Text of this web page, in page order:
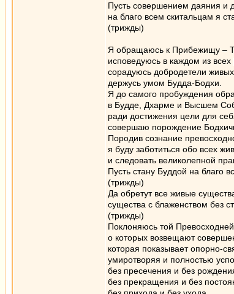
Пусть совершением даяния и
на благо всем скитальцам я
(трижды)
Я обращаюсь к Прибежищу –
исповедуюсь в каждом из
сорадуюсь добродетели живых
держусь умом Будда-Бодхи.
Я до самого пробуждения
в Будде, Дхарме и Высшем
ради достижения цели для
совершаю порождение
Породив сознание
я буду заботиться обо всех
и следовать великолепной
Пусть стану Буддой на благо
(трижды)
Да обретут все живые
существа с блаженством без
(трижды)
Поклоняюсь той
о которых возвещают
которая показывает опорно-
умиротворяя и полностью
без пресечения и без
без прекращения и без